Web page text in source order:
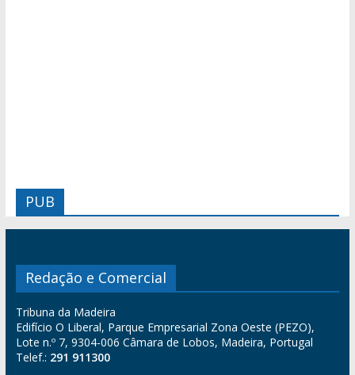
PUB
Redação e Comercial
Tribuna da Madeira
Edifício O Liberal, Parque Empresarial Zona Oeste (PEZO),
Lote n.º 7, 9304-006 Câmara de Lobos, Madeira, Portugal
Telef.: 291 911300